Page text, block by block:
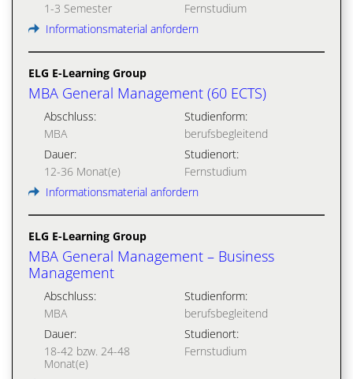
1-3 Semester
Fernstudium
Informationsmaterial anfordern
ELG E-Learning Group
MBA General Management (60 ECTS)
Abschluss:
MBA
Studienform:
berufsbegleitend
Dauer:
12-36 Monat(e)
Studienort:
Fernstudium
Informationsmaterial anfordern
ELG E-Learning Group
MBA General Management – Business
Management
Abschluss:
MBA
Studienform:
berufsbegleitend
Dauer:
18-42 bzw. 24-48
Monat(e)
Studienort:
Fernstudium